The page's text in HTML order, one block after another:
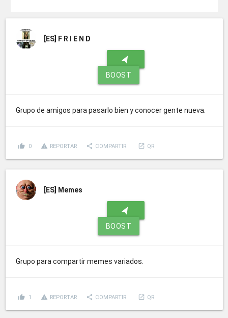
[ES] F R I E N D
navigation
BOOST
Grupo de amigos para pasarlo bien y conocer gente nueva.
thumb_up 0 report_problem REPORTAR share COMPARTIR launch QR
[ES] Memes
navigation
BOOST
Grupo para compartir memes variados.
thumb_up 1 report_problem REPORTAR share COMPARTIR launch QR